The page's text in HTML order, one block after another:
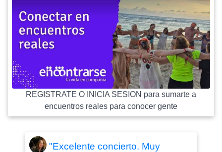
REGISTRATE O INICIA SESION para sumarte a
encuentros reales para conocer gente
"Excelente concierto. Muy